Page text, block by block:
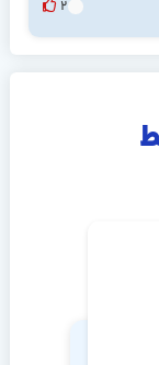
2